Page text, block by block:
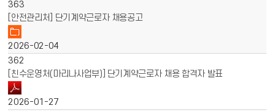
363
[안전관리처] 단기계약근로자 채용공고
2026-02-04
362
[친수운영처(마리나사업부)] 단기계약근로자 채용 합격자 발표
2026-01-27